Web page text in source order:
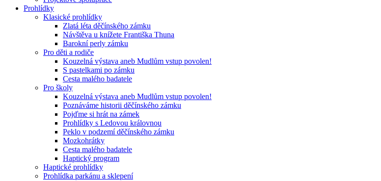
Prohlídky
Klasické prohlídky
Zlatá léta děčínského zámku
Návštěva u knížete Františka Thuna
Barokní perly zámku
Pro děti a rodiče
Kouzelná výstava aneb Mudlům vstup povolen!
S pastelkami po zámku
Cesta malého badatele
Pro školy
Kouzelná výstava aneb Mudlům vstup povolen!
Poznáváme historii děčínského zámku
Pojďme si hrát na zámek
Prohlídky s Ledovou královnou
Peklo v podzemí děčínského zámku
Mozkohrátky
Cesta malého badatele
Haptický program
Haptické prohlídky
Prohlídka parkánu a sklepení